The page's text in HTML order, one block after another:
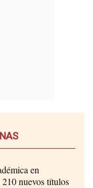
en
nuevos títulos